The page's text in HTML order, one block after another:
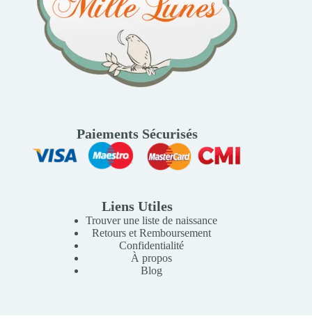
Paiements Sécurisés
Liens Utiles
Trouver une liste de naissance
Retours et Remboursement
Confidentialité
À propos
Blog